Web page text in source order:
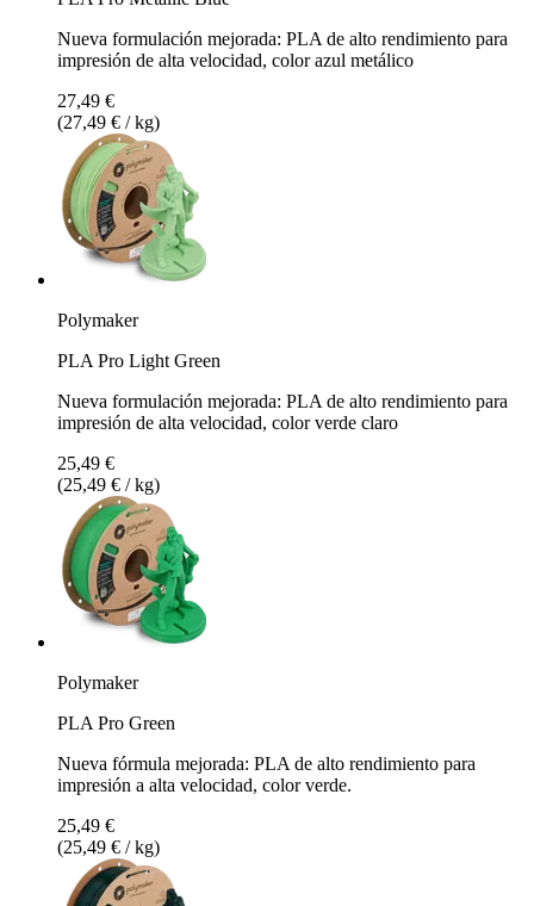
Nueva formulación mejorada: PLA de alto rendimiento para
impresión de alta velocidad, color azul metálico
27,49 €
(27,49 € / kg)
Polymaker
PLA Pro Light Green
Nueva formulación mejorada: PLA de alto rendimiento para
impresión de alta velocidad, color verde claro
25,49 €
(25,49 € / kg)
Polymaker
PLA Pro Green
Nueva fórmula mejorada: PLA de alto rendimiento para
impresión a alta velocidad, color verde.
25,49 €
(25,49 € / kg)